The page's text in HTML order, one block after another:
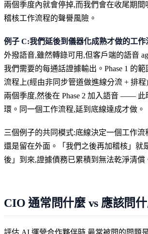
兩個季度內就會停掉,而我們會在收尾期間
稽核工作流程的聲譽風險。
例子 C:我們延後到儀器化成熟才做的工作
外撥語音,雖然轉錄可用,但客戶端的語音
我們需要的每通話證據輸出。Phase 1 的
流程上(經由非同步管道做進線分流 + 排
兩個季度,然後在 Phase 2 加入語音 —— 此
環。同一個工作流程,延到底線達成才做。
三個例子的共同模式:底線決定一個工作流
還是留在外面。「我們之後再加稽核」就
後」到來,證據債務已累積到無法乾淨清償
CIO 通常問什麼 vs 應該問
評估 AI 運營合作夥伴時,最常被問的問題